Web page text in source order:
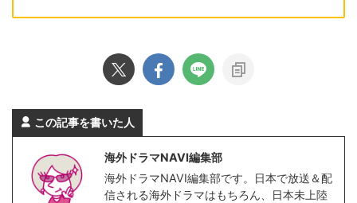
この記事を書いた人
海外ドラマNAVI編集部
海外ドラマNAVI編集部です。日本で放送＆配
信される海外ドラマはもちろん、日本未上陸